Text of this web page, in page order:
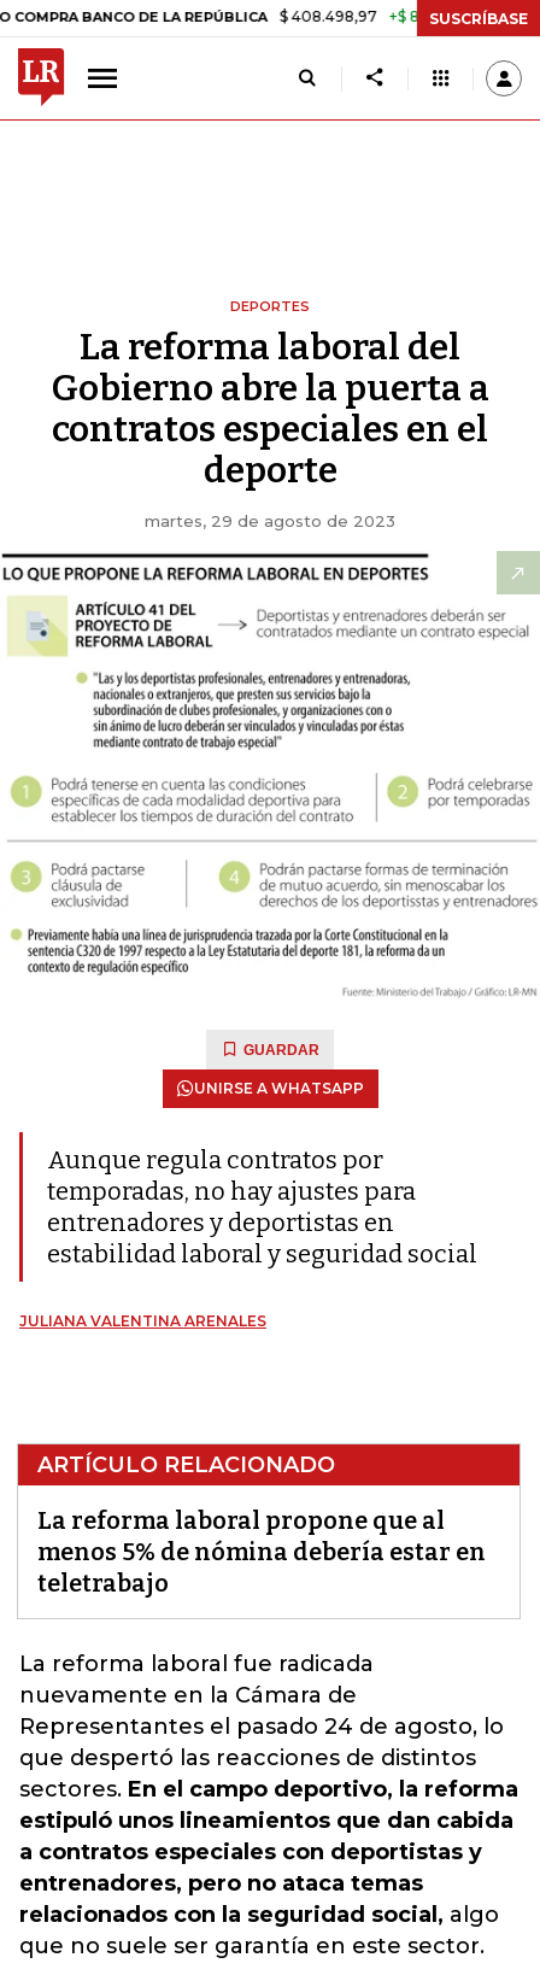
DE LA REPÚBLICA $ 408.498,97 +$ 8.753,81 +2,19% TASA
SUSCRÍBASE
DEPORTES
La reforma laboral del
Gobierno abre la puerta a
contratos especiales en el
deporte
martes, 29 de agosto de 2023
GUARDAR
UNIRSE A WHATSAPP
Aunque regula contratos por
temporadas, no hay ajustes para
entrenadores y deportistas en
estabilidad laboral y seguridad social
JULIANA VALENTINA ARENALES
ARTÍCULO RELACIONADO
La reforma laboral propone que al
menos 5% de nómina debería estar en
teletrabajo
La reforma laboral fue radicada
nuevamente en la Cámara de
Representantes el pasado 24 de agosto, lo
que despertó las reacciones de distintos
sectores. En el campo deportivo, la reforma
estipuló unos lineamientos que dan cabida
a contratos especiales con deportistas y
entrenadores, pero no ataca temas
relacionados con la seguridad social, algo
que no suele ser garantía en este sector.